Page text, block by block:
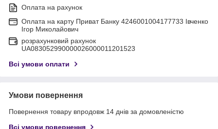
Оплата на рахунок
Оплата на карту Приват Банку 4246001004177733 Івченко
Ігор Миколайович
розрахунковий рахунок
UA083052990000026000011201523
Всі умови оплати
Умови повернення
Повернення товару впродовж 14 днів за домовленістю
Всі умови повернення